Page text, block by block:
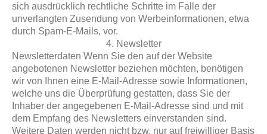
sich ausdrücklich rechtliche Schritte im Falle der
unverlangten Zusendung von Werbeinformationen, etwa
durch Spam-E-Mails, vor.
4. Newsletter
Newsletterdaten Wenn Sie den auf der Website
angebotenen Newsletter beziehen möchten, benötigen
wir von Ihnen eine E-Mail-Adresse sowie Informationen,
welche uns die Überprüfung gestatten, dass Sie der
Inhaber der angegebenen E-Mail-Adresse sind und mit
dem Empfang des Newsletters einverstanden sind.
Weitere Daten werden nicht bzw. nur auf freiwilliger Basis